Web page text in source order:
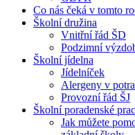
Co nás čeká v tomto
Školní družina
Vnitřní řád ŠD
Podzimní
Školní jídelna
Jídelníček
Alergeny v
Provozní řád ŠJ
Školní poradenské
Jak můžete